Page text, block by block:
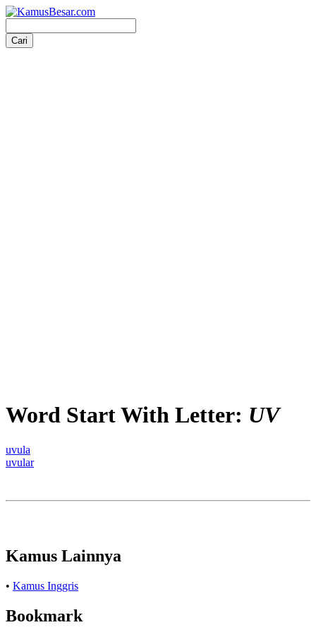
Word Start With Letter: UV
uvula
uvular
Kamus Lainnya
• Kamus Inggris
Bookmark